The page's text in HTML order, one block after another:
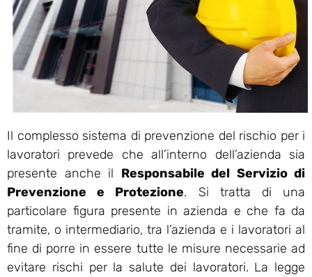
Il complesso sistema di prevenzione del rischio per i
lavoratori prevede che all’interno dell’azienda sia
presente anche il Responsabile del Servizio di
Prevenzione e Protezione. Si tratta di una
particolare figura presente in azienda e che fa da
tramite, o intermediario, tra l’azienda e i lavoratori al
fine di porre in essere tutte le misure necessarie ad
evitare rischi per la salute dei lavoratori. La legge